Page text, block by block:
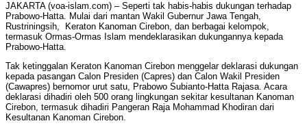
JAKARTA (voa-islam.com) – Seperti tak habis-habis dukungan terhadap
Prabowo-Hatta. Mulai dari mantan Wakil Gubernur Jawa Tengah,
Rustriningsih, Keraton Kanoman Cirebon, dan berbagai kelompok,
termasuk Ormas-Ormas Islam mendeklarasikan dukungannya kepada
Prabowo-Hatta.
Tak ketinggalan Keraton Kanoman Cirebon menggelar deklarasi dukungan
kepada pasangan Calon Presiden (Capres) dan Calon Wakil Presiden
(Cawapres) bernomor urut satu, Prabowo Subianto-Hatta Rajasa. Acara
deklarasi dihadiri oleh 500 orang lingkungan sekitar kesultanan Kanoman
Cirebon, termasuk dihadiri Pangeran Raja Mohammad Khodiran dari
Kesultanan Kanoman Cirebon.